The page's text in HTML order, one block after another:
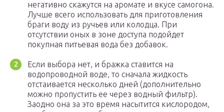
негативно скажутся на аромате и вкусе самогона.
Лучше всего использовать для приготовления
браги воду из ручьев или колодца. При
отсутствии оных в зоне доступа подойдет
покупная питьевая вода без добавок.
Если выбора нет, и бражка ставится на
водопроводной воде, то сначала жидкость
отстаивается несколько дней (дополнительно
можно пропустить ее через водный фильтр).
Заодно она за это время насытится кислородом,